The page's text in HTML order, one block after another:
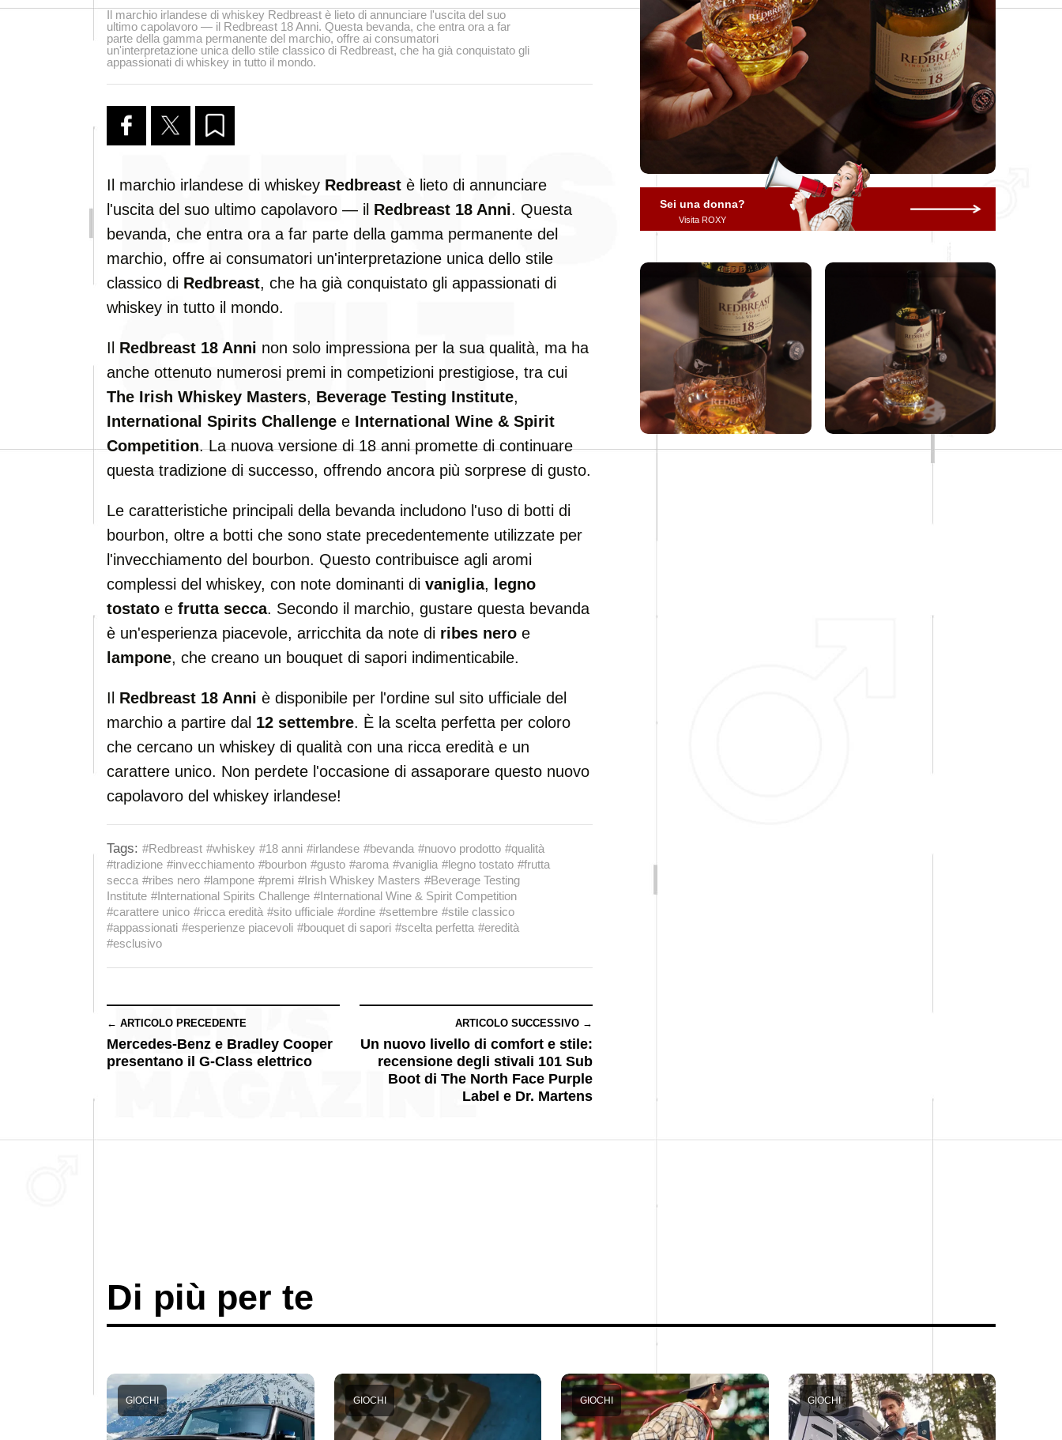
Il marchio irlandese di whiskey Redbreast è lieto di annunciare l'uscita del suo
ultimo capolavoro — il Redbreast 18 Anni. Questa bevanda, che entra ora a far
parte della gamma permanente del marchio, offre ai consumatori
un'interpretazione unica dello stile classico di Redbreast, che ha già conquistato gli
appassionati di whiskey in tutto il mondo.
Il marchio irlandese di whiskey Redbreast è lieto di annunciare
l'uscita del suo ultimo capolavoro — il Redbreast 18 Anni. Questa
bevanda, che entra ora a far parte della gamma permanente del
marchio, offre ai consumatori un'interpretazione unica dello stile
classico di Redbreast, che ha già conquistato gli appassionati di
whiskey in tutto il mondo.
Il Redbreast 18 Anni non solo impressiona per la sua qualità, ma ha
anche ottenuto numerosi premi in competizioni prestigiose, tra cui
The Irish Whiskey Masters, Beverage Testing Institute,
International Spirits Challenge e International Wine & Spirit
Competition. La nuova versione di 18 anni promette di continuare
questa tradizione di successo, offrendo ancora più sorprese di gusto.
Le caratteristiche principali della bevanda includono l'uso di botti di
bourbon, oltre a botti che sono state precedentemente utilizzate per
l'invecchiamento del bourbon. Questo contribuisce agli aromi
complessi del whiskey, con note dominanti di vaniglia,
legno
tostato e frutta secca. Secondo il marchio, gustare questa bevanda
è un'esperienza piacevole, arricchita da note di ribes nero e
lampone, che creano un bouquet di sapori indimenticabile.
Il Redbreast 18 Anni è disponibile per l'ordine sul sito ufficiale del
marchio a partire dal 12 settembre. È la scelta perfetta per coloro
che cercano un whiskey di qualità con una ricca eredità e un
carattere unico. Non perdete l'occasione di assaporare questo nuovo
capolavoro del whiskey irlandese!
Tags: #Redbreast #whiskey #18 anni #irlandese #bevanda #nuovo prodotto #qualità
#tradizione #invecchiamento #bourbon #gusto #aroma #vaniglia #legno tostato #frutta
secca #ribes nero #lampone #premi #Irish Whiskey Masters #Beverage Testing
Institute #International Spirits Challenge #International Wine & Spirit Competition
#carattere unico #ricca eredità #sito ufficiale #ordine #settembre #stile classico
#appassionati #esperienze piacevoli #bouquet di sapori #scelta perfetta #eredità
#esclusivo
← ARTICOLO PRECEDENTE
Mercedes-Benz e Bradley Cooper
presentano il G-Class elettrico
ARTICOLO SUCCESSIVO →
Un nuovo livello di comfort e stile:
recensione degli stivali 101 Sub
Boot di The North Face Purple
Label e Dr. Martens
Sei una donna?
Visita ROXY
Di più per te
GIOCHI GIOCHI GIOCHI GIOCHI